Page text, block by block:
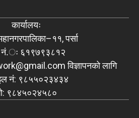
कार्यालयः
पर्सा
नं.ः ६१९७९३८१२
विज्ञापनको लागि
नं: ९८५५०२३४३४
९८४५०२४५८०